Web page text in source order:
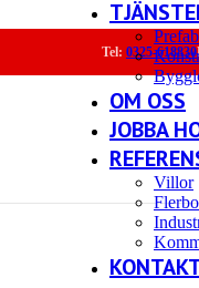
Tel: 0325-618830
Prefab
OM OSS
JOBBA
Villor